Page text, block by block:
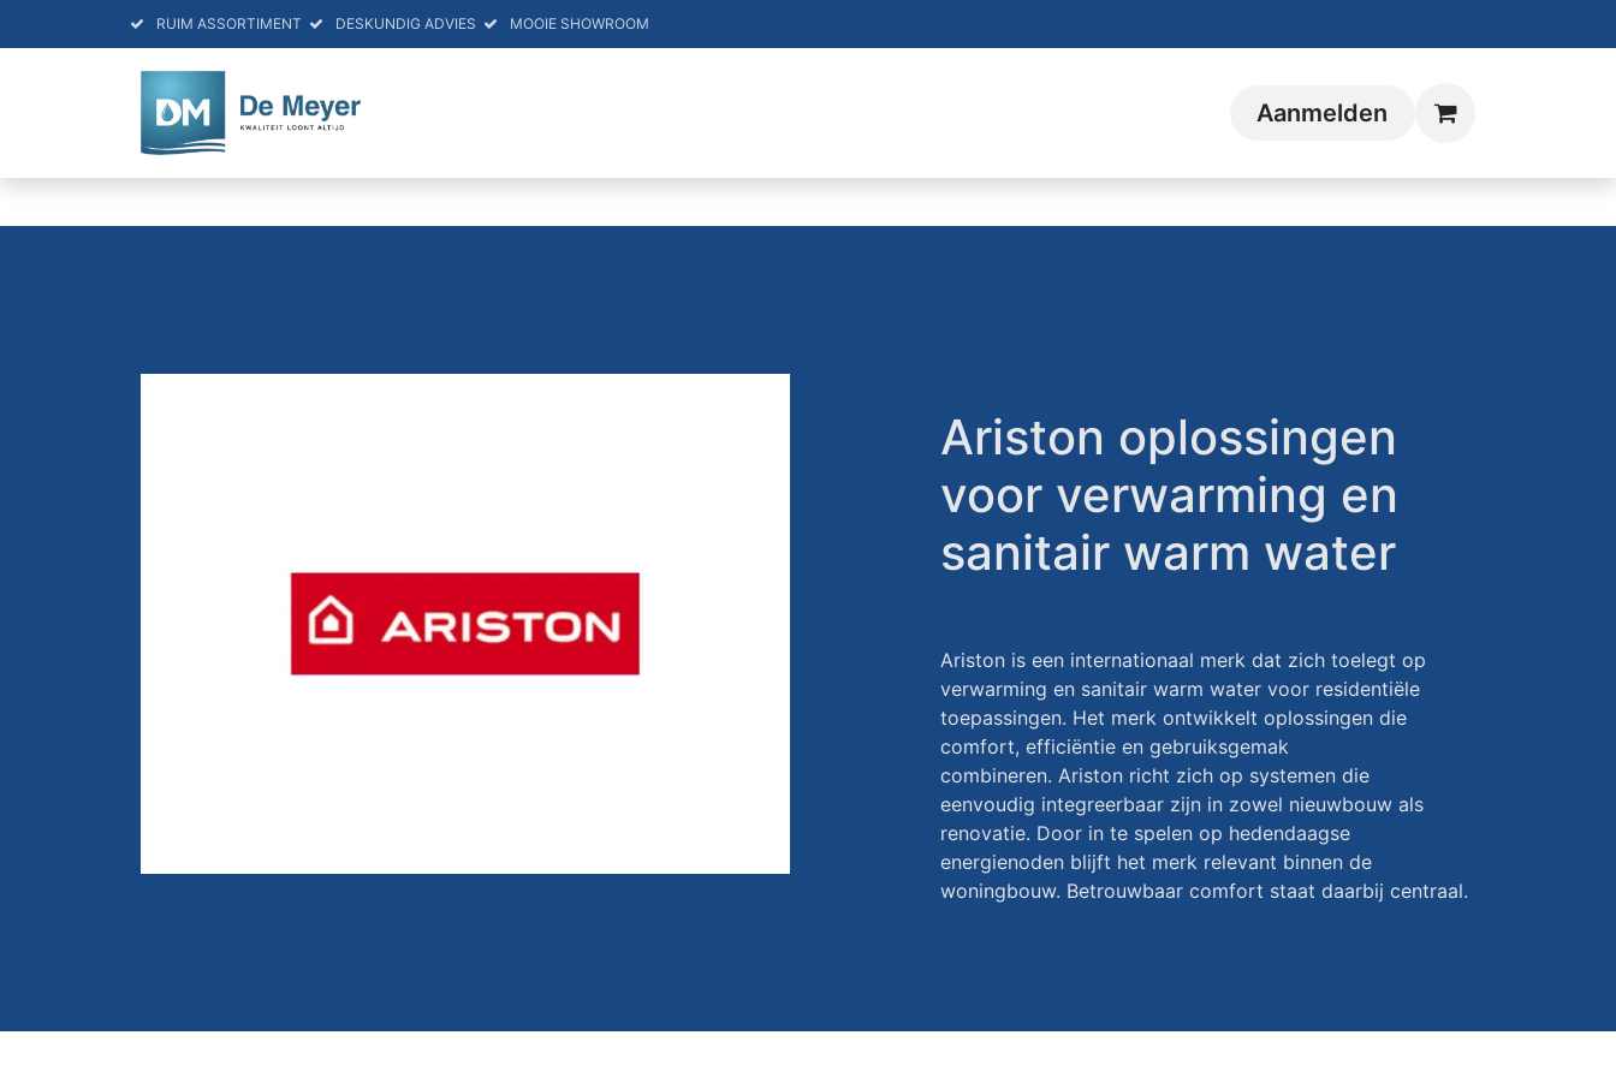
RUIM ASSORTIMENT DESKUNDIG ADVIES MOOIE SHOWROOM
Aanmelden
Ariston oplossingen
voor verwarming en
sanitair warm water
Ariston is een internationaal merk dat zich toelegt op
verwarming en sanitair warm water voor residentiële
toepassingen. Het merk ontwikkelt oplossingen die
comfort, efficiëntie en gebruiksgemak
combineren. Ariston richt zich op systemen die
eenvoudig integreerbaar zijn in zowel nieuwbouw als
renovatie. Door in te spelen op hedendaagse
energienoden blijft het merk relevant binnen de
woningbouw. Betrouwbaar comfort staat daarbij centraal.